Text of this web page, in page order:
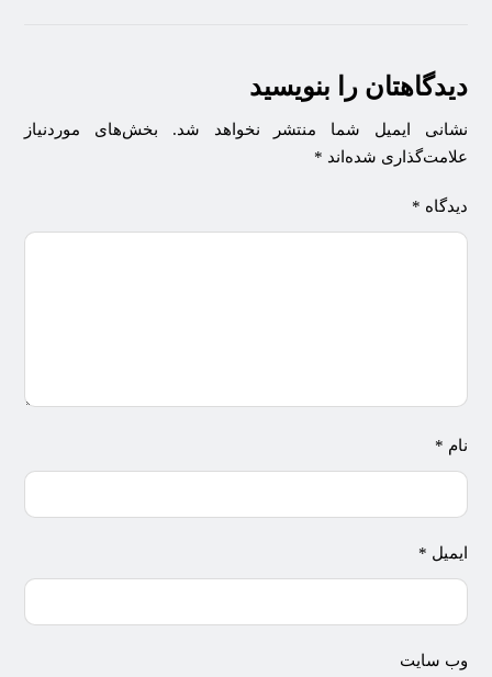
دیدگاهتان را بنویسید
نشانی ایمیل شما منتشر نخواهد شد.
بخش‌های موردنیاز
علامت‌گذاری شده‌اند *
دیدگاه *
نام *
ایمیل *
وب‌ سایت